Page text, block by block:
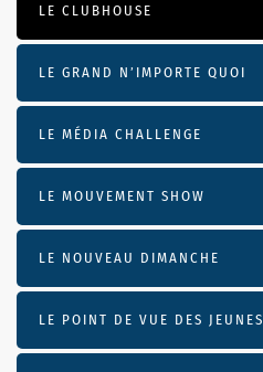
LE CLUBHOUSE
LE GRAND N’IMPORTE QUOI
LE MÉDIA CHALLENGE
LE MOUVEMENT SHOW
LE NOUVEAU DIMANCHE
LE POINT DE VUE DES JEUNES